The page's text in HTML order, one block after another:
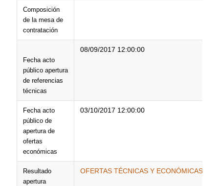
Composición
de la mesa de
contratación
Fecha acto
público apertura
de referencias
técnicas
08/09/2017 12:00:00
Fecha acto
público de
apertura de
ofertas
económicas
03/10/2017 12:00:00
Resultado
apertura
OFERTAS TÉCNICAS Y ECONÓMICAS